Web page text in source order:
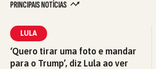
PRINCIPAIS NOTÍCIAS
LULA
‘Quero tirar uma foto e mandar
para o Trump’, diz Lula ao ver